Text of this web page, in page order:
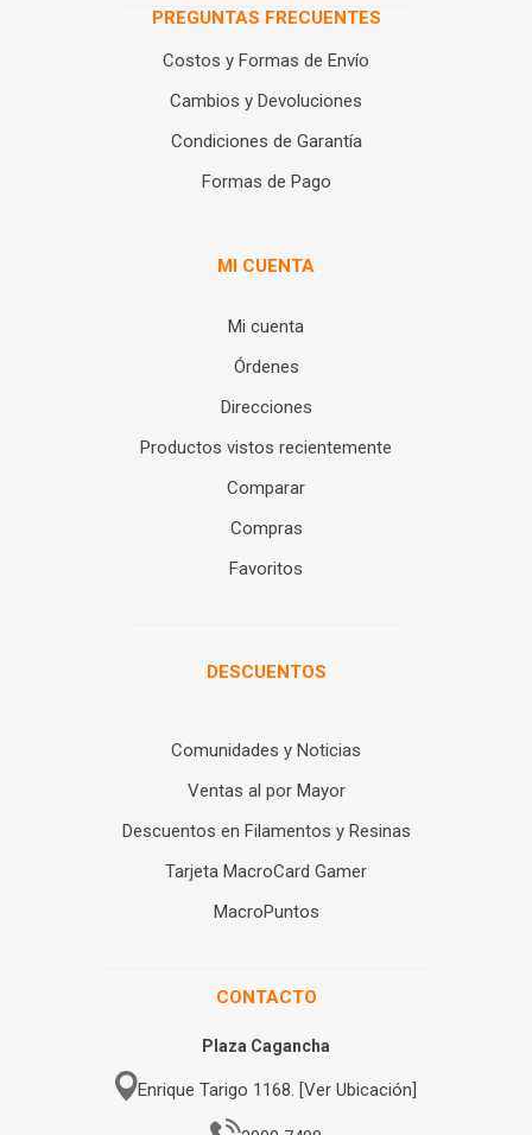
PREGUNTAS FRECUENTES
Costos y Formas de Envío
Cambios y Devoluciones
Condiciones de Garantía
Formas de Pago
MI CUENTA
Mi cuenta
Órdenes
Direcciones
Productos vistos recientemente
Comparar
Compras
Favoritos
DESCUENTOS
Comunidades y Noticias
Ventas al por Mayor
Descuentos en Filamentos y Resinas
Tarjeta MacroCard Gamer
MacroPuntos
CONTACTO
Plaza Cagancha
Enrique Tarigo 1168. [Ver Ubicación]